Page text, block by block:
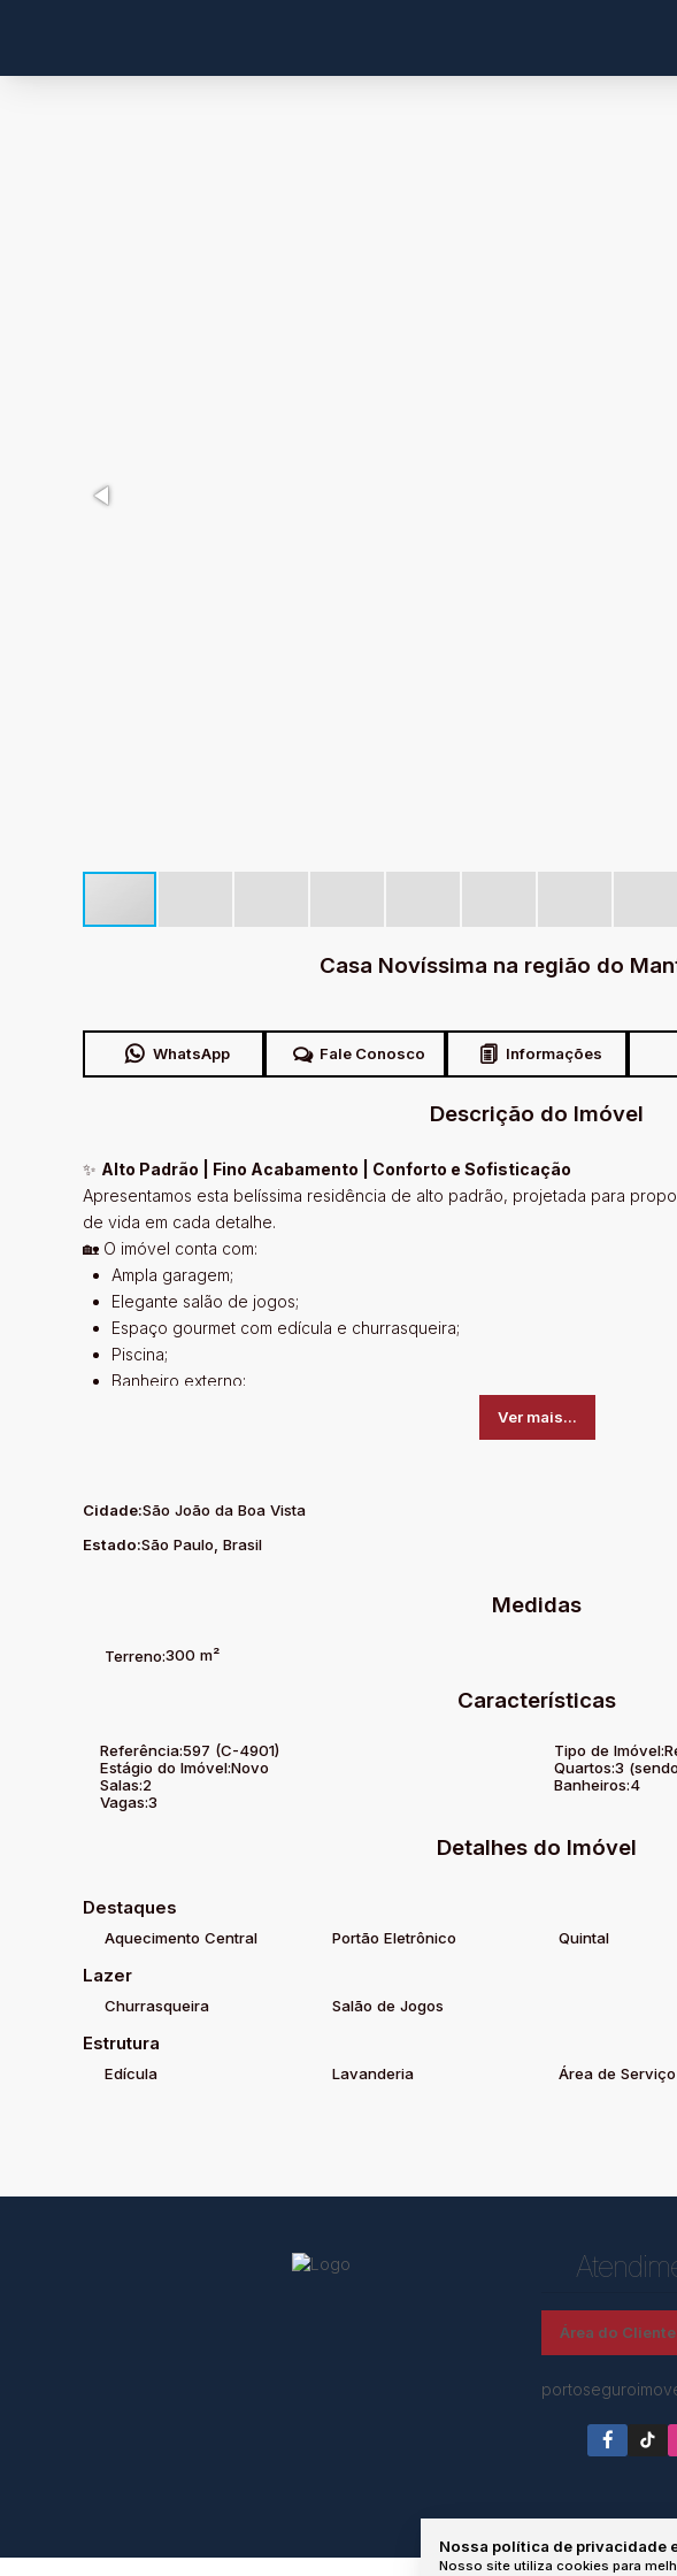
Nossa política de privacidade
Nosso site utiliza cookies para
Casa Novíssima na região do
WhatsApp Fale Conosco Informações
Descrição do Imóvel
✨ Alto Padrão | Fino Acabamento | Conforto e Sofisticação
Apresentamos esta belíssima residência de alto padrão, projetada para
de vida em cada detalhe.
🏡 O imóvel conta com:
Ampla garagem;
Elegante salão de jogos;
Espaço gourmet com edícula e churrasqueira;
Piscina;
Banheiro externo;
4 dormitórios, sendo 2 suítes;
Suíte master exclusiva, com excelente espaço e conforto;
✨ Um imóvel com acabamento refinado, ambientes amplos e muito bem
sofisticação e segurança.
Ver mais...
Cidade:São João da Boa Vista
Estado:São Paulo, Brasil
Medidas
Terreno:300 m²
Características
Referência:597 (C-4901) Tipo de Imóvel:
Estágio do Imóvel:Novo Quartos:3
Salas:2 Banheiros:4
Vagas:3
Detalhes do Imóvel
Destaques
Aquecimento Central Portão Eletrônico Quintal
Lazer
Churrasqueira Salão de Jogos
Estrutura
Edícula Lavanderia Área de Serviço
Área do Cliente